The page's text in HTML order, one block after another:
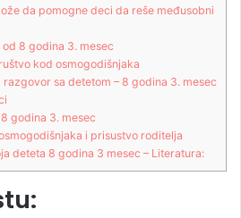
da pomogne deci da reše međusobni
8 godina 3. mesec
kod osmogodišnjaka
razgovor sa detetom – 8 godina 3. mesec
godina 3. mesec
i prisustvo roditelja
deteta 8 godina 3 mesec – Literatura: